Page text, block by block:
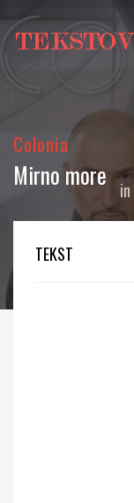
Colonia
Mirno more in
TEKST